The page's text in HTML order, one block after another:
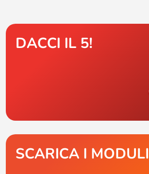
DACCI IL 5!
SCARICA I MODULI